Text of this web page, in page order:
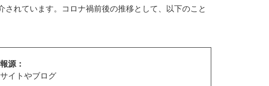
されています。コロナ禍前後の推移として、以下のこと
源：
イトやブログ